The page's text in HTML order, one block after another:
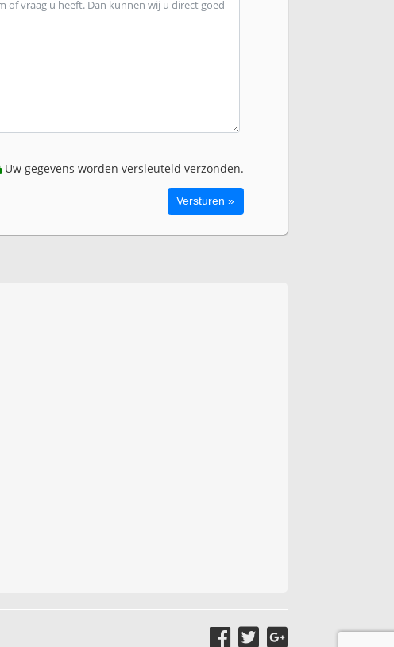
Uw gegevens worden versleuteld verzonden.